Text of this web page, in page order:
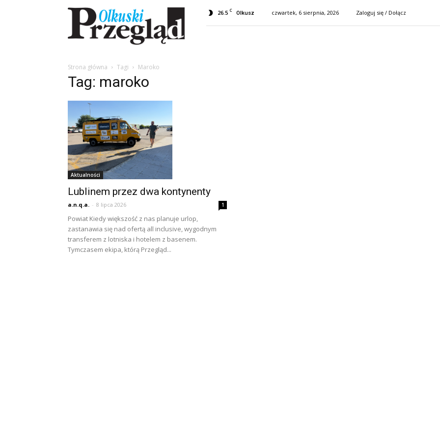
Przegląd
Olkuski
26.5 C Olkusz czwartek, 6 sierpnia, 2026 Zaloguj się / Dołącz
Strona główna Tagi Maroko
Tag: maroko
Aktualności
Lublinem przez dwa kontynenty
a.n.q.a. - 8 lipca 2026 1
Powiat Kiedy większość z nas planuje urlop,
zastanawia się nad ofertą all inclusive, wygodnym
transferem z lotniska i hotelem z basenem.
Tymczasem ekipa, którą Przegląd...